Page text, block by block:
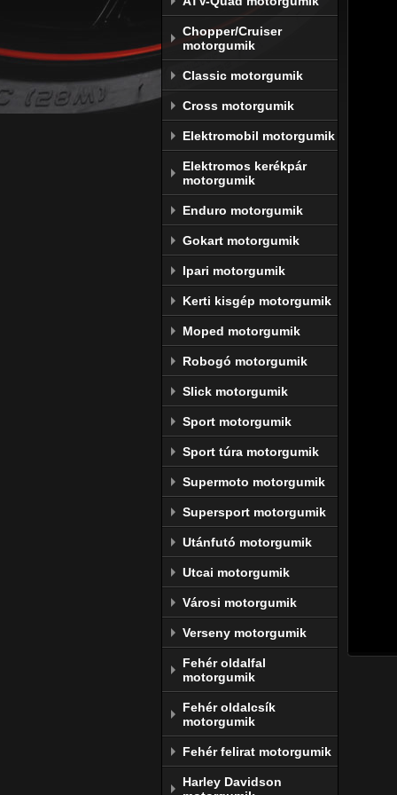
Chopper/Cruiser
motorgumik
Classic motorgumik
Cross motorgumik
Elektromobil motorgumik
Elektromos kerékpár
motorgumik
Enduro motorgumik
Gokart motorgumik
Ipari motorgumik
Kerti kisgép motorgumik
Moped motorgumik
Robogó motorgumik
Slick motorgumik
Sport motorgumik
Sport túra motorgumik
Supermoto motorgumik
Supersport motorgumik
Utánfutó motorgumik
Utcai motorgumik
Városi motorgumik
Verseny motorgumik
Fehér oldalfal
motorgumik
Fehér oldalcsík
motorgumik
Fehér felirat motorgumik
Harley Davidson